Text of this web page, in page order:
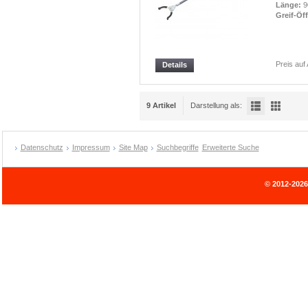
Länge:
Greif-
Preis auf
Details
9 Artikel Darstellung als:
Datenschutz Impressum Site Map Suchbegriffe Erweiterte Suche
© 2012-